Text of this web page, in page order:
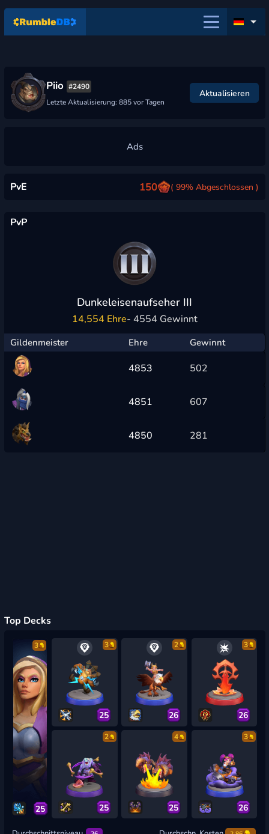
Piio #2490
Letzte Aktualisierung: 885 vor Tagen
Aktualisieren
PvE 150 ( 99% Abgeschlossen )
PvP
Dunkeleisenaufseher III
14,554 Ehre- 4554 Gewinnt
Gildenmeister Ehre Gewinnt
4853 502
4851 607
4850 281
Top Decks
3
25
3
25
2
26
3
26
2
25
4
25
3
26